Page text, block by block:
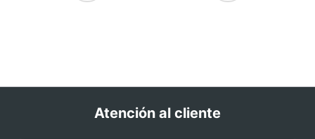
Atención al cliente